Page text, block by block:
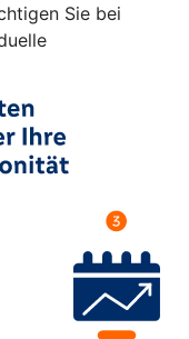
Sie bei